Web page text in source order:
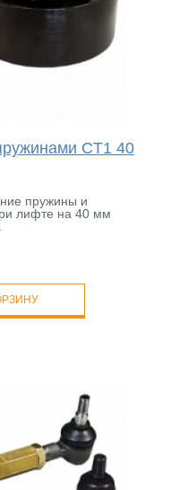
CT1 40
пружины и
лифте на 40 мм